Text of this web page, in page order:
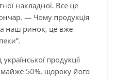
накладної. Все це
— Чому продукція
наш ринок, це вже
продукції
50%, щороку його